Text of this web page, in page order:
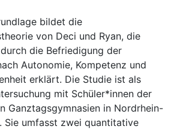
bildet die
von Deci und Ryan, die
die Befriedigung der
Autonomie, Kompetenz und
erklärt. Die Studie ist als
mit Schüler*innen der
Ganztagsgymnasien in Nordrhein-
Sie umfasst zwei quantitative